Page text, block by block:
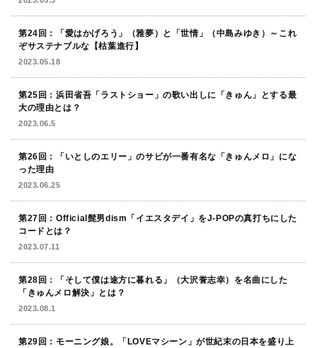
第24回：「愛はかげろう」（雅夢）と「世情」（中島みゆき）～これ
ぞサステナブルな【枯葉進行】
2023.05.18
第25回：浜田省吾「ラストショー」の歌い出しに「きゅん」とする最
大の理由とは？
2023.06.5
第26回：「いとしのエリー」のサビが一番有名な「きゅんメロ」にな
った理由
2023.06.25
第27回：Official髭男dism「イエスタデイ」をJ-POPの真打ちにした
コードとは？
2023.07.11
第28回：「そして僕は途方に暮れる」（大沢誉志幸）を名曲にした
「きゅんメロ解決」とは？
2023.08.1
第29回：モーニング娘。「LOVEマシーン」が世紀末の日本を盛り上